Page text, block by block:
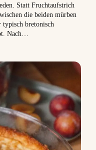
Statt Fruchtaufstrich
die beiden mürben
typisch bretonisch
Nach…